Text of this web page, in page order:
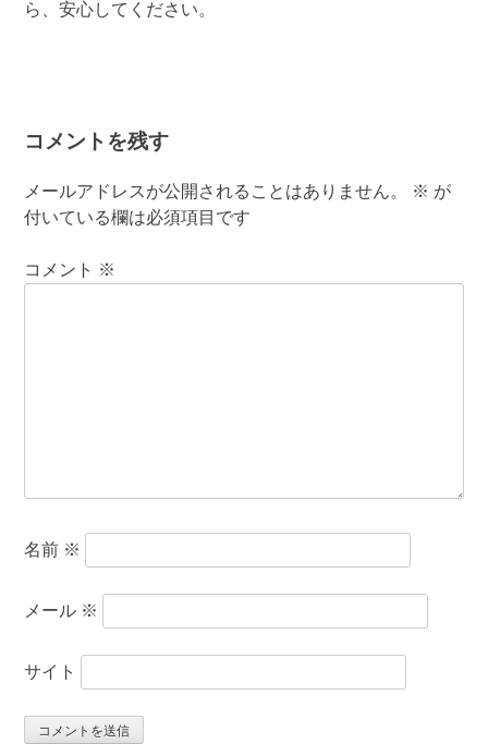
ら、安心してください。
コメントを残す
メールアドレスが公開されることはありません。 ※ が
付いている欄は必須項目です
コメント ※
名前 ※
メール ※
サイト